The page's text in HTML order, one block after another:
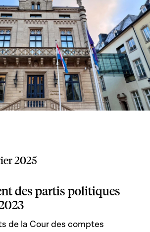
2025
des partis politiques
de la Cour des comptes